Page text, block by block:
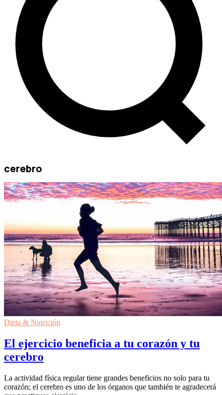
cerebro
Dieta & Nutrición
El ejercicio beneficia a tu corazón y tu
cerebro
La actividad física regular tiene grandes beneficios no solo para tu
corazón; el cerebro es uno de los órganos que también te agradecerá